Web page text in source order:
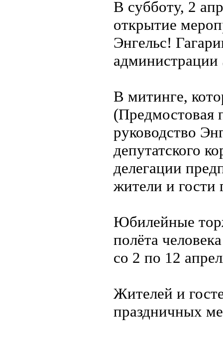
В субботу, 2
открытие
Энгельс!
В митинге,
(Предмостовая
руководство
депутатского
делегации
жители и гости
Юбилейные
полёта
со 2 по 12
Жителей и
праздничных